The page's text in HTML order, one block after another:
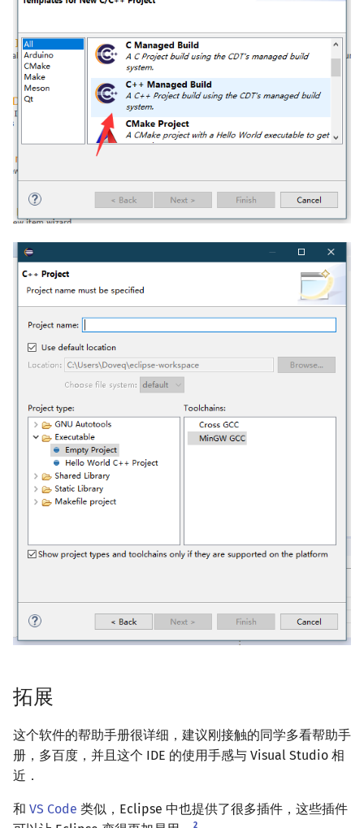
Stern–Brocot 树与 Farey
二次域
Pell 方程
图上随机游走
拓展
这个软件的帮助手册很详细，建议刚接触的同学多看帮助手
册，多百度，并且这个 IDE 的使用手感与 Visual Studio 相
近．
和 VS Code 类似，Eclipse 中也提供了很多插件，这些插件
2